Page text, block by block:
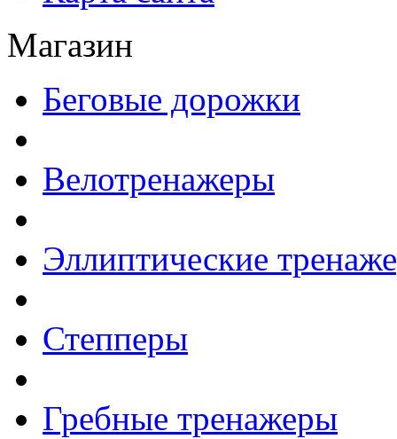
Магазин
Беговые дорожки
Велотренажеры
Эллиптические
Степперы
Гребные тренажеры